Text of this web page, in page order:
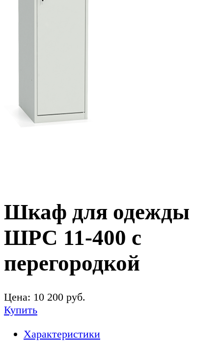
Шкаф для одежды
ШРС 11-400 с
перегородкой
Цена: 10 200 руб.
Купить
Характеристики